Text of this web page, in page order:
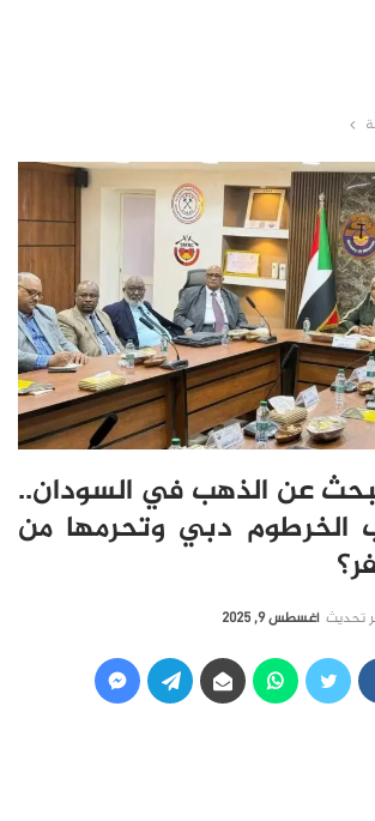
عن الذهب في السودان..
دبي وتحرمها من
تحديث أغسطس 9, 2025